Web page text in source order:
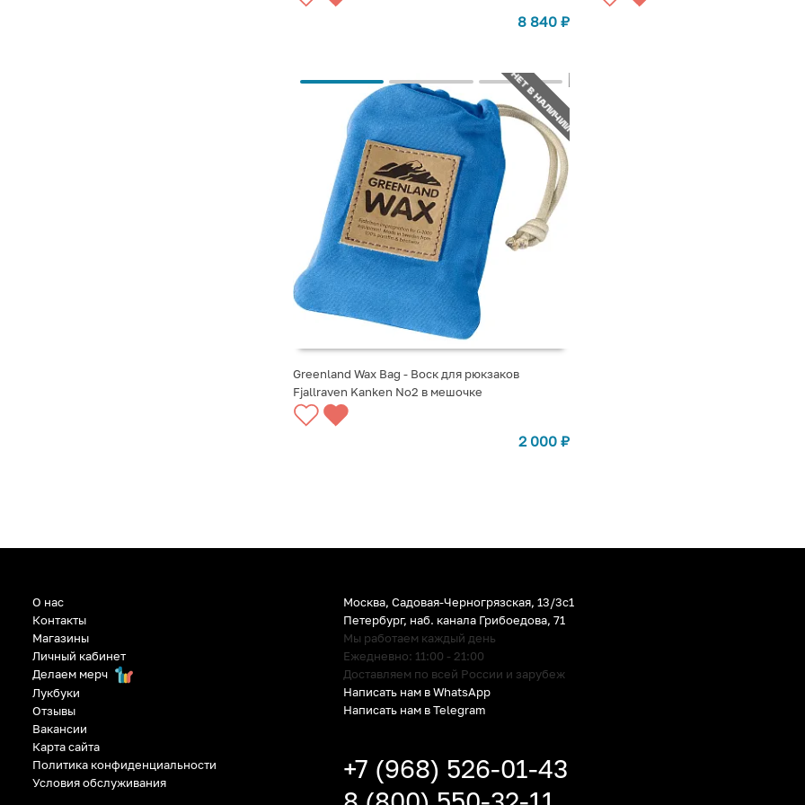
8 840 ₽
НЕТ В НАЛИЧИИ
СООБЩИТЬ О ПОСТУПЛЕНИИ
Greenland Wax Bag - Воск для рюкзаков
Fjallraven Kanken No2 в мешочке
2 000 ₽
О нас
Контакты
Магазины
Личный кабинет
Делаем мерч
Лукбуки
Отзывы
Вакансии
Карта сайта
Политика конфиденциальности
Условия обслуживания
Москва, Садовая-Черногрязская, 13/3c1
Петербург, наб. канала Грибоедова, 71
Мы работаем каждый день
Ежедневно: 11:00 - 21:00
Доставляем по всей России и зарубеж
Написать нам в WhatsApp
Написать нам в Telegram
+7 (968) 526-01-43